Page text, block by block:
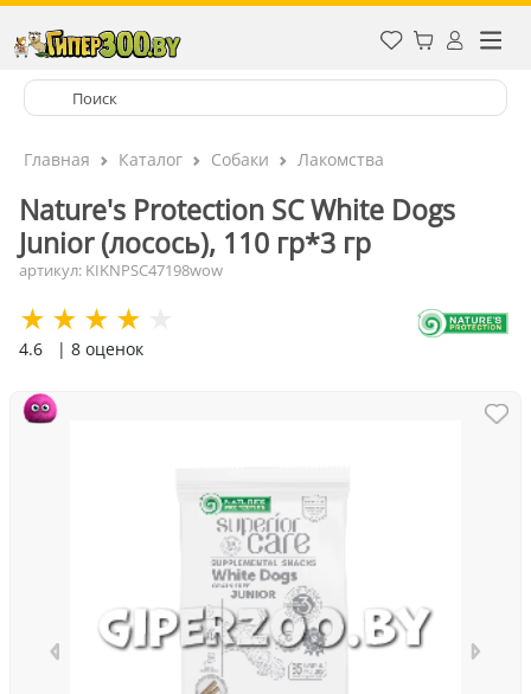
Главная Каталог Собаки Лакомства
Nature's Protection SC White Dogs
Junior (лосось), 110 гр*3 гр
артикул: KIKNPSC47198wow
4.6 | 8 оценок